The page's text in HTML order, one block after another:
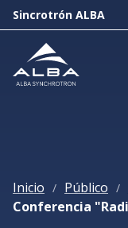
Sincrotrón ALBA
Inicio / Público /